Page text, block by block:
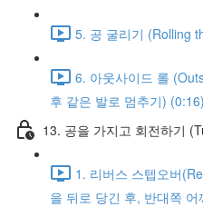
5. 공 굴리기 (Rolling
6. 아웃사이드 롤
후 같은 발로 멈추기) (0:16)
13. 공을 가지고 회전하기
1. 리버스 스텝오버
을 뒤로 당긴 후, 반대쪽